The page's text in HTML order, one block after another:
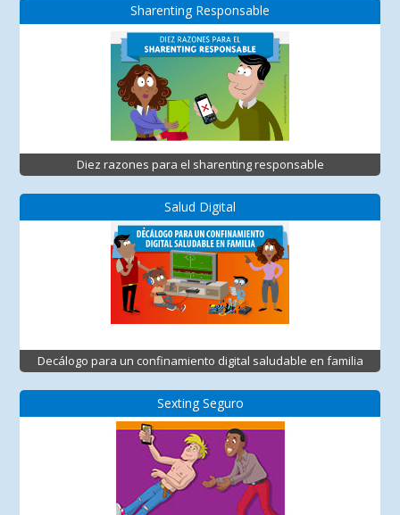
Sharenting Responsable
Diez razones para el sharenting responsable
Salud Digital
Decálogo para un confinamiento digital saludable en familia
Sexting Seguro